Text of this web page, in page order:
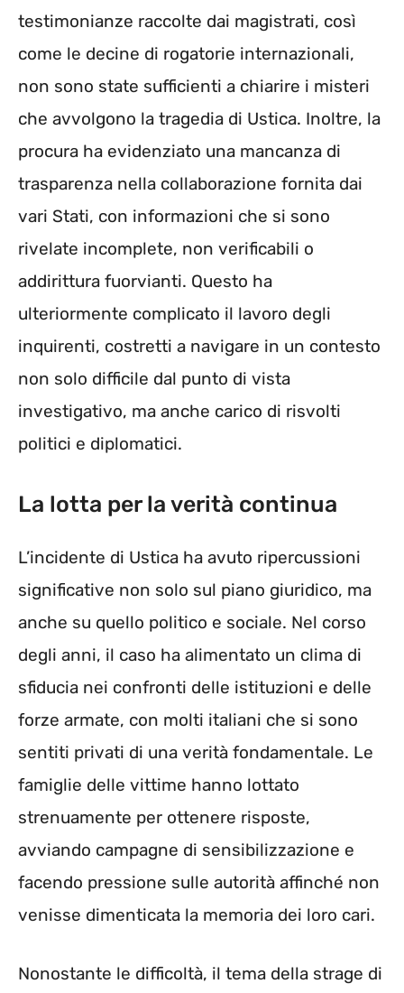
testimonianze raccolte dai magistrati, così
come le decine di rogatorie internazionali,
non sono state sufficienti a chiarire i misteri
che avvolgono la tragedia di Ustica. Inoltre, la
procura ha evidenziato una mancanza di
trasparenza nella collaborazione fornita dai
vari Stati, con informazioni che si sono
rivelate incomplete, non verificabili o
addirittura fuorvianti. Questo ha
ulteriormente complicato il lavoro degli
inquirenti, costretti a navigare in un contesto
non solo difficile dal punto di vista
investigativo, ma anche carico di risvolti
politici e diplomatici.
La lotta per la verità continua
L’incidente di Ustica ha avuto ripercussioni
significative non solo sul piano giuridico, ma
anche su quello politico e sociale. Nel corso
degli anni, il caso ha alimentato un clima di
sfiducia nei confronti delle istituzioni e delle
forze armate, con molti italiani che si sono
sentiti privati di una verità fondamentale. Le
famiglie delle vittime hanno lottato
strenuamente per ottenere risposte,
avviando campagne di sensibilizzazione e
facendo pressione sulle autorità affinché non
venisse dimenticata la memoria dei loro cari.
Nonostante le difficoltà, il tema della strage di